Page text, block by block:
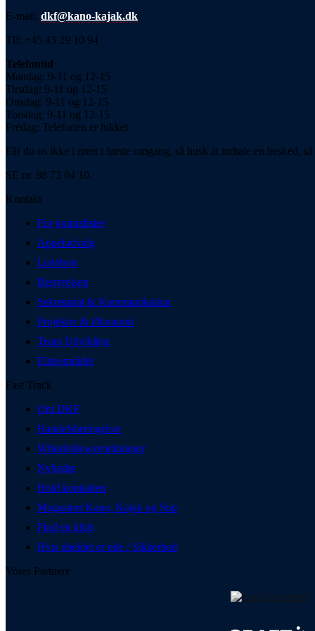
E-mail: dkf@kano-kajak.dk
Tlf: +45 43 29 10 94
Telefontid
Mandag: 9-11 og 12-15
Tirsdag: 9-11 og 12-15
Onsdag: 9-11 og 12-15
Torsdag: 9-11 og 12-15
Fredag: Telefonen er lukket
Får du os ikke i røret i første omgang, så husk at indtale en besked,
SE nr. 88 73 04 10.
Kontakt
For journalister
Appeludvalg
Ledelsen
Bestyrelsen
Sekretariat & Kommunikation
Projekter & Økonomi
Team Udvikling
Eliteområdet
Fast Track
Om DKF
Handelsbetingelser
Whistleblowerordninger
Nyheder
Hold kontakten
Magasinet Kano, Kajak og Sup
Find en klub
Hvis uheldet er ude / Sikkerhed
Vores Partnere